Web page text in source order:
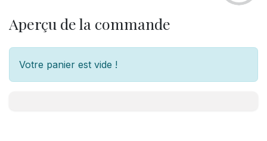
Aperçu de la commande
Votre panier est vide !